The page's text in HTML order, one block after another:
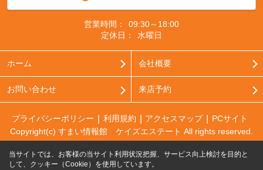
営業時間：
09:30～18:00
定休日：
水曜日
ホーム 会社概要
お問い合わせ 来店予約
プライバシーポリシー 利用規約 アクセスマップ
PCサイト
Copyright(c) すまい情報館 ケイズエステート All rights reserved.
当サイトでは、お客様の当サイト利用状況把握、サービス向上検討を目的と
して、クッキー（Cookie）を使用しています。